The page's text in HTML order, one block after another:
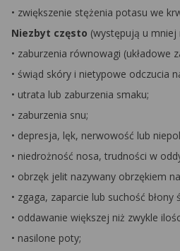
• zwiększenie stężenia potasu we
Niezbyt często (występują u
• zaburzenia równowagi (układowe
• świąd skóry i nietypowe odczucia
• utrata lub zaburzenia smaku;
• zaburzenia snu;
• depresja, lęk, nerwowość lub
• niedrożność nosa, trudności w
• obrzęk jelit nazywany obrzękiem
• zgaga, zaparcie lub suchość
• oddawanie większej niż zwykle
• nasilone poty;